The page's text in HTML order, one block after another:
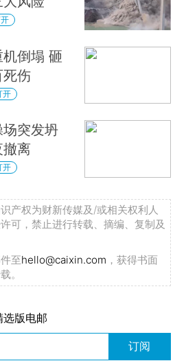
倒塌 砸
死伤
开
突发坍
离
开
产权为财新传媒及/或相关权利人
可，禁止进行转载、摘编、复制及
至hello@caixin.com ，获得书面
。
版电邮
订阅